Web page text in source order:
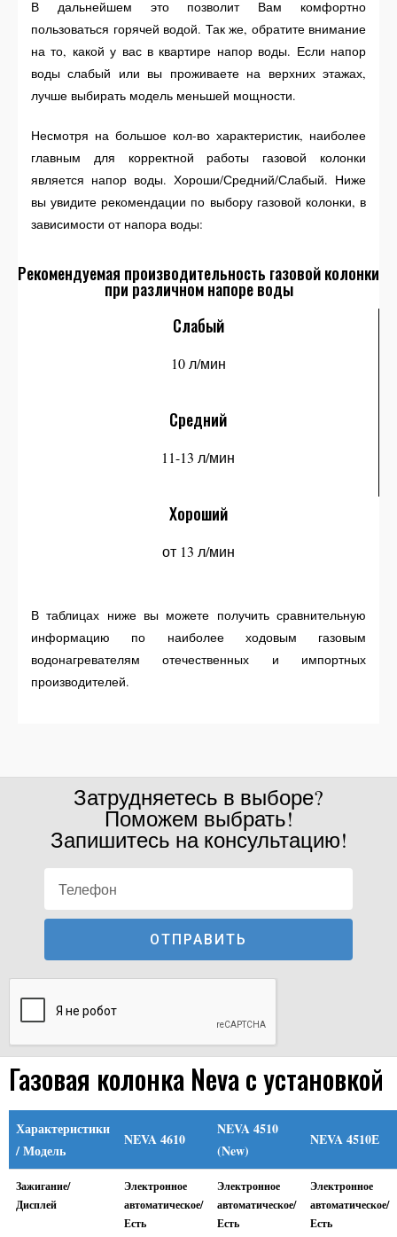
В дальнейшем это позволит Вам комфортно
пользоваться горячей водой. Так же, обратите внимание
на то, какой у вас в квартире напор воды. Если напор
воды слабый или вы проживаете на верхних этажах,
лучше выбирать модель меньшей мощности.
Несмотря на большое кол-во характеристик, наиболее
главным для корректной работы газовой колонки
является напор воды. Хороши/Средний/Слабый. Ниже
вы увидите рекомендации по выбору газовой колонки, в
зависимости от напора воды:
Рекомендуемая производительность газовой колонки
при различном напоре воды
Слабый
10 л/мин
Средний
11-13 л/мин
Хороший
от 13 л/мин
В таблицах ниже вы можете получить сравнительную
информацию по наиболее ходовым газовым
водонагревателям отечественных и импортных
производителей.
Затрудняетесь в выборе?
Поможем выбрать!
Запишитесь на консультацию!
ОТПРАВИТЬ
Газовая колонка Neva с установкой
Характеристики
/ Модель
NEVA 4610
NEVA 4510
(New)
NEVA 4510Е
Зажигание/
Дисплей
Электронное
автоматическое/
Есть
Электронное
автоматическое/
Есть
Электронное
автоматическое/
Есть